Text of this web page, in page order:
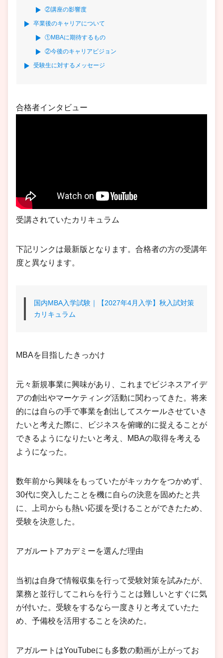
②講座の影響度
卒業後のキャリアについて
①MBAに期待するもの
②今後のキャリアビジョン
受験生に対するメッセージ
合格者インタビュー
受講されていたカリキュラム
下記リンクは最新版となります。合格者の方の受講年
度と異なります。
国内MBA入学試験｜【2027年4月入学】秋入試対策
カリキュラム
MBAを目指したきっかけ
元々新規事業に興味があり、これまでビジネスアイデ
アの創出やマーケティング活動に関わってきた。将来
的には自らの手で事業を創出してスケールさせていき
たいと考えた際に、ビジネスを俯瞰的に捉えることが
できるようになりたいと考え、MBAの取得を考える
ようになった。
数年前から興味をもっていたがキッカケをつかめず、
30代に突入したことを機に自らの決意を固めたと共
に、上司からも熱い応援を受けることができたため、
受験を決意した。
アガルートアカデミーを選んだ理由
当初は自身で情報収集を行って受験対策を試みたが、
業務と並行してこれらを行うことは難しいとすぐに気
が付いた。受験をするなら一度きりと考えていたた
め、予備校を活用することを決めた。
アガルートはYouTubeにも多数の動画が上がってお